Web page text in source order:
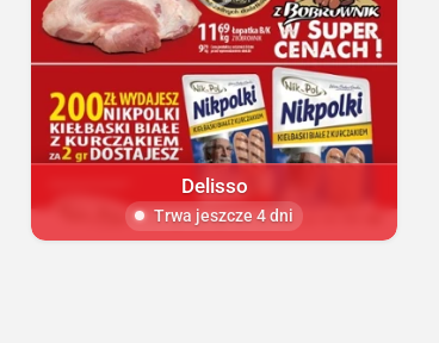
Delisso
Trwa jeszcze 4 dni